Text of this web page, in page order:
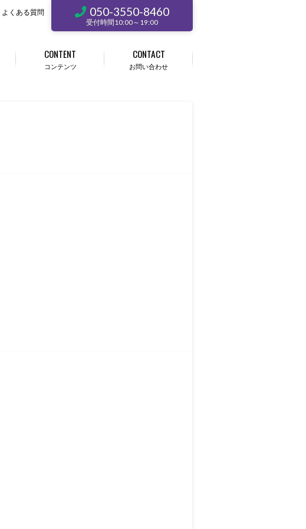
050-3550-8460
受付時間10:00～19:00
よくある質問
コンテンツ
CONTENT
お問い合わせ
CONTACT